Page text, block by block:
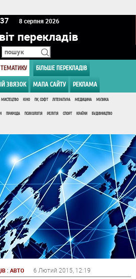
8 серпня 2026
перекладів
БІЛЬШЕ ПЕРЕКЛАДІВ
ЗВЯЗОК МАПА САЙТУ РЕКЛАМА
МИСТЕЦТВО КІНО ПК, СОФТ ЛІТЕРАТУРА МЕДИЦИНА МУЗИКА
ПРИРОДА ПСИХОЛОГІЯ РЕЛІГІЯ СПОРТ КРАЇНИ БУДІВНИЦТВО
: АВТО 6 Лютий 2015 , 12:19